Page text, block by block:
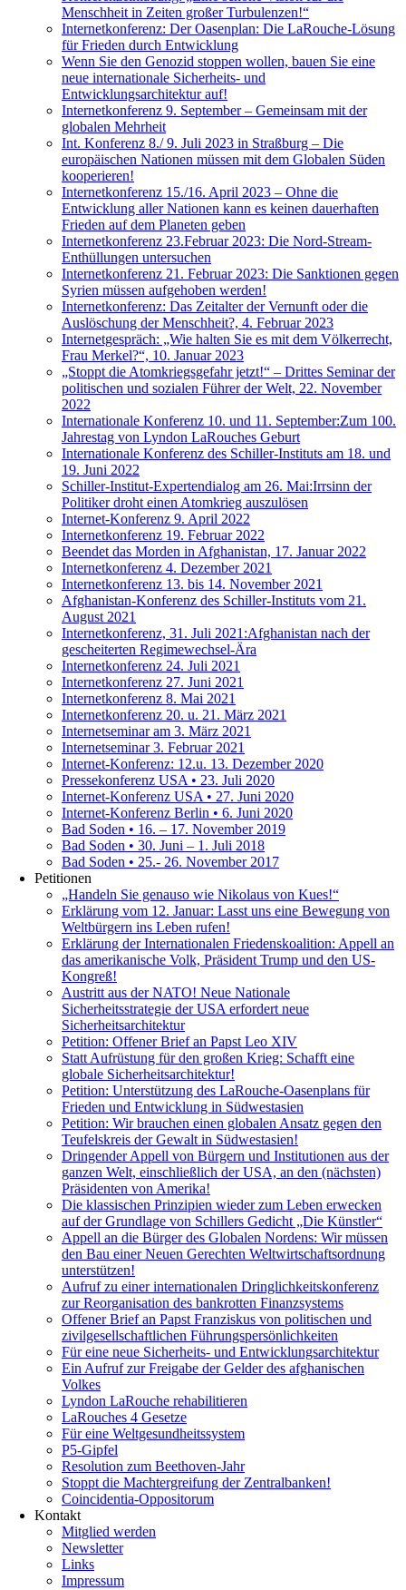
Menschheit in Zeiten großer Turbulenzen!“
Internetkonferenz: Der Oasenplan: Die LaRouche-Lösung
für Frieden durch Entwicklung
Wenn Sie den Genozid stoppen wollen, bauen Sie eine
neue internationale Sicherheits- und
Entwicklungsarchitektur auf!
Internetkonferenz 9. September – Gemeinsam mit der
globalen Mehrheit
Int. Konferenz 8./ 9. Juli 2023 in Straßburg – Die
europäischen Nationen müssen mit dem Globalen Süden
kooperieren!
Internetkonferenz 15./16. April 2023 – Ohne die
Entwicklung aller Nationen kann es keinen dauerhaften
Frieden auf dem Planeten geben
Internetkonferenz 23.Februar 2023: Die Nord-Stream-
Enthüllungen untersuchen
Internetkonferenz 21. Februar 2023: Die Sanktionen gegen
Syrien müssen aufgehoben werden!
Internetkonferenz: Das Zeitalter der Vernunft oder die
Auslöschung der Menschheit?, 4. Februar 2023
Internetgespräch: „Wie halten Sie es mit dem Völkerrecht,
Frau Merkel?“, 10. Januar 2023
„Stoppt die Atomkriegsgefahr jetzt!“ – Drittes Seminar der
politischen und sozialen Führer der Welt, 22. November
2022
Internationale Konferenz 10. und 11. September:Zum 100.
Jahrestag von Lyndon LaRouches Geburt
Internationale Konferenz des Schiller-Instituts am 18. und
19. Juni 2022
Schiller-Institut-Expertendialog am 26. Mai:Irrsinn der
Politiker droht einen Atomkrieg auszulösen
Internet-Konferenz 9. April 2022
Internetkonferenz 19. Februar 2022
Beendet das Morden in Afghanistan, 17. Januar 2022
Internetkonferenz 4. Dezember 2021
Internetkonferenz 13. bis 14. November 2021
Afghanistan-Konferenz des Schiller-Instituts vom 21.
August 2021
Internetkonferenz, 31. Juli 2021:Afghanistan nach der
gescheiterten Regimewechsel-Ära
Internetkonferenz 24. Juli 2021
Internetkonferenz 27. Juni 2021
Internetkonferenz 8. Mai 2021
Internetkonferenz 20. u. 21. März 2021
Internetseminar am 3. März 2021
Internetseminar 3. Februar 2021
Internet-Konferenz: 12.u. 13. Dezember 2020
Pressekonferenz USA • 23. Juli 2020
Internet-Konferenz USA • 27. Juni 2020
Internet-Konferenz Berlin • 6. Juni 2020
Bad Soden • 16. – 17. November 2019
Bad Soden • 30. Juni – 1. Juli 2018
Bad Soden • 25.- 26. November 2017
Petitionen
„Handeln Sie genauso wie Nikolaus von Kues!“
Erklärung vom 12. Januar: Lasst uns eine Bewegung von
Weltbürgern ins Leben rufen!
Erklärung der Internationalen Friedenskoalition: Appell an
das amerikanische Volk, Präsident Trump und den US-
Kongreß!
Austritt aus der NATO! Neue Nationale
Sicherheitsstrategie der USA erfordert neue
Sicherheitsarchitektur
Petition: Offener Brief an Papst Leo XIV
Statt Aufrüstung für den großen Krieg: Schafft eine
globale Sicherheitsarchitektur!
Petition: Unterstützung des LaRouche-Oasenplans für
Frieden und Entwicklung in Südwestasien
Petition: Wir brauchen einen globalen Ansatz gegen den
Teufelskreis der Gewalt in Südwestasien!
Dringender Appell von Bürgern und Institutionen aus der
ganzen Welt, einschließlich der USA, an den (nächsten)
Präsidenten von Amerika!
Die klassischen Prinzipien wieder zum Leben erwecken
auf der Grundlage von Schillers Gedicht „Die Künstler“
Appell an die Bürger des Globalen Nordens: Wir müssen
den Bau einer Neuen Gerechten Weltwirtschaftsordnung
unterstützen!
Aufruf zu einer internationalen Dringlichkeitskonferenz
zur Reorganisation des bankrotten Finanzsystems
Offener Brief an Papst Franziskus von politischen und
zivilgesellschaftlichen Führungspersönlichkeiten
Für eine neue Sicherheits- und Entwicklungsarchitektur
Ein Aufruf zur Freigabe der Gelder des afghanischen
Volkes
Lyndon LaRouche rehabilitieren
LaRouches 4 Gesetze
Für eine Weltgesundheitssystem
P5-Gipfel
Resolution zum Beethoven-Jahr
Stoppt die Machtergreifung der Zentralbanken!
Coincidentia-Oppositorum
Kontakt
Mitglied werden
Newsletter
Links
Impressum